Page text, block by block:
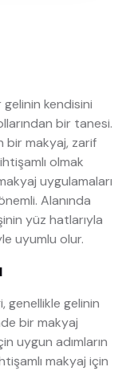
kendisini
bir tanesi.
bir makyaj, zarif
olmak
uygulamaları
Alanında
yüz hatlarıyla
uyumlu olur.
genellikle gelinin
bir makyaj
uygun adımların
makyaj için